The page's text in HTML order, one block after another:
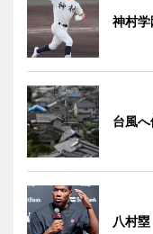
神村
台風
八村